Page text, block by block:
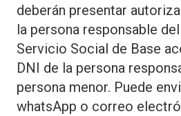
deberán presentar
la persona responsable
Servicio Social de Base
DNI de la persona
persona menor. Puede
whatsApp o correo